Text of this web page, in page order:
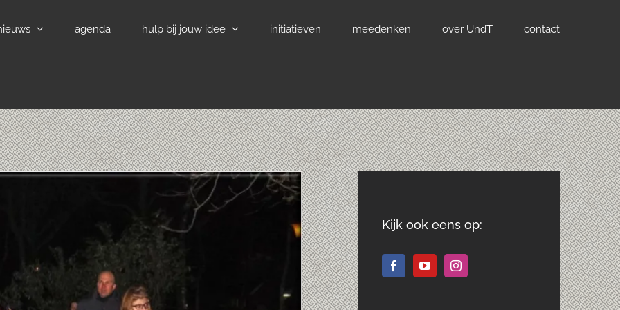
agenda hulp bij jouw idee initiatieven meedenken over UndT contact
Kijk ook eens op: